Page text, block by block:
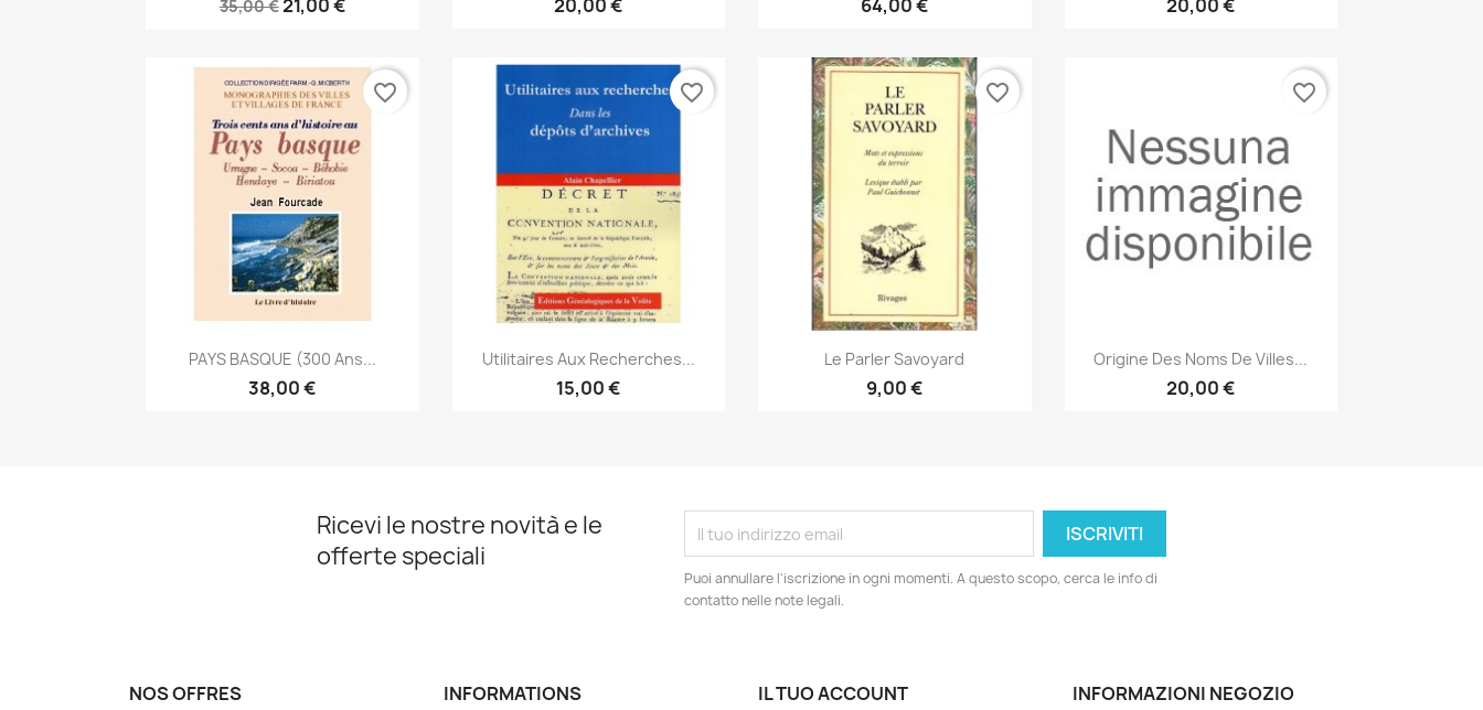
35,00 €21,00 € 20,00 € 64,00 € 20,00 €
Anteprima
PAYS BASQUE (300 Ans...
38,00 €
favorite_border
 Anteprima
Utilitaires Aux Recherches...
15,00 €
favorite_border
Anteprima
Le Parler Savoyard
9,00 €
favorite_border
Anteprima
Origine Des Noms De Villes...
20,00 €
favorite_border
Ricevi le nostre novità e le
offerte speciali
Puoi annullare l'iscrizione in ogni momenti. A questo scopo, cerca le info di
contatto nelle note legali.
NOS OFFRES INFORMATIONS IL TUO ACCOUNT INFORMAZIONI NEGOZIO